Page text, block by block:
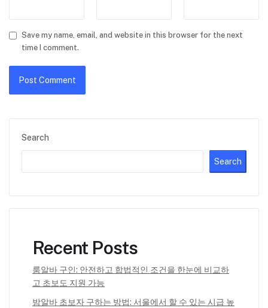
Search
Search
Recent Posts
룸알바 구인: 안전하고 합법적인 조건을 한눈에 비교하
고 초보도 지원 가능
밤알바 초보자 구하는 방법: 서울에서 할 수 있는 시급 높
Save my name, email, and website in this browser for the next
time I comment.